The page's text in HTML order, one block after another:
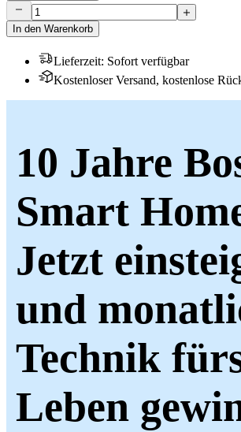
In den Warenkorb
Lieferzeit: Sofort verfügbar
Kostenloser Versand, kostenlose
10 Jahre
Smart
Jetzt
und
Technik
Leben